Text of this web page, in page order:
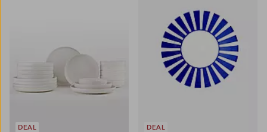
DEAL DEAL